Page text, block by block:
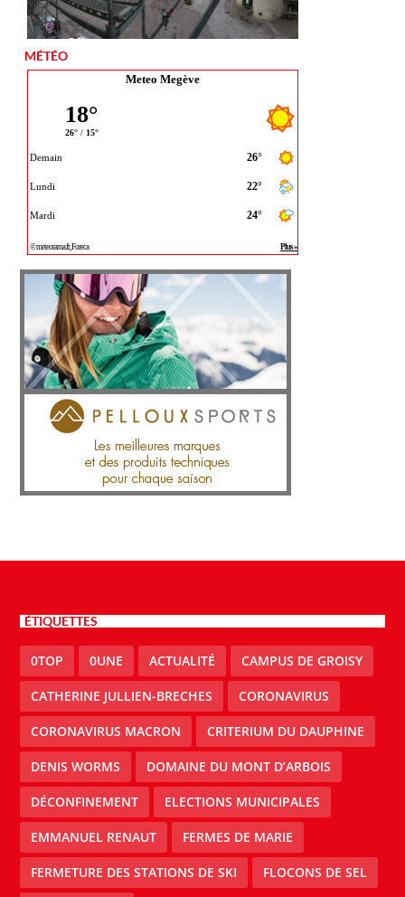
MÉTÉO
Meteo Megève
ÉTIQUETTES
0TOP 0UNE ACTUALITÉ CAMPUS DE GROISY
CATHERINE JULLIEN-BRECHES CORONAVIRUS
CORONAVIRUS MACRON CRITERIUM DU DAUPHINE
DENIS WORMS DOMAINE DU MONT D’ARBOIS
DÉCONFINEMENT ELECTIONS MUNICIPALES
EMMANUEL RENAUT FERMES DE MARIE
FERMETURE DES STATIONS DE SKI FLOCONS DE SEL